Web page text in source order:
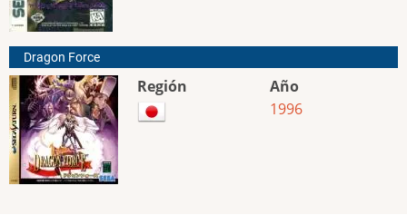
Dragon Force
Región
Año
1996